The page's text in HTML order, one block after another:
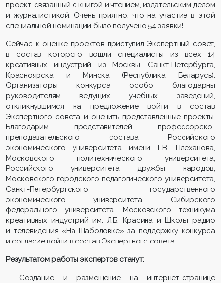
проект, связанный с книгой и чтением, издательским делом
и журналистикой. Очень приятно, что на участие в этой
специальной номинации было получено 54 заявки!
Сейчас к оценке проектов приступил Экспертный совет,
в состав которого вошли специалисты из всех 14
креативных индустрий из Москвы, Санкт-Петербурга,
Красноярска и Минска (Республика Беларусь).
Организаторы конкурса особо благодарны
руководителям ведущих учебных заведений,
откликнувшимся на предложение войти в состав
Экспертного совета и оценить представленные проекты.
Благодарим представителей профессорско-
преподавательского состава Российского
экономического университета имени Г.В. Плеханова,
Московского политехнического университета,
Российского университета дружбы народов,
Московского городского педагогического университета,
Санкт-Петербургского государственного
экономического университета, Сибирского
федерального университета, Московского техникума
креативных индустрий им. Л.Б. Красина и Школы радио
и телевидения «На Шаболовке» за поддержку конкурса
и согласие войти в состав Экспертного совета.
Результатом работы экспертов станут:
– Создание и размещение на интернет-странице